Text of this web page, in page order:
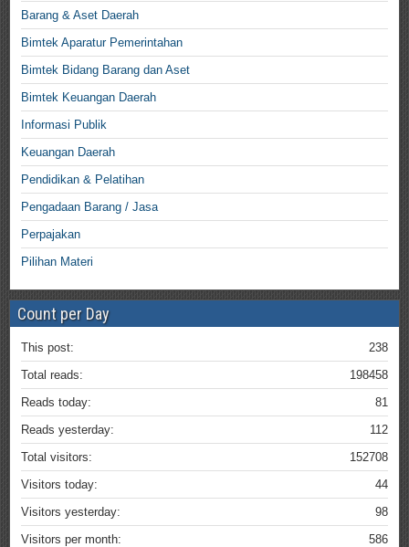
Barang & Aset Daerah
Bimtek Aparatur Pemerintahan
Bimtek Bidang Barang dan Aset
Bimtek Keuangan Daerah
Informasi Publik
Keuangan Daerah
Pendidikan & Pelatihan
Pengadaan Barang / Jasa
Perpajakan
Pilihan Materi
Count per Day
238
This post:
198458
Total reads:
81
Reads today:
112
Reads yesterday:
152708
Total visitors:
44
Visitors today:
98
Visitors yesterday:
586
Visitors per month: